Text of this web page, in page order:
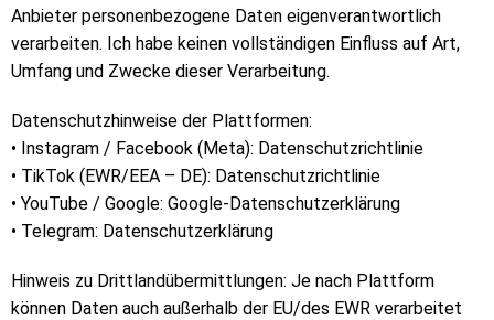
Anbieter personenbezogene Daten eigenverantwortlich
verarbeiten. Ich habe keinen vollständigen Einfluss auf Art,
Umfang und Zwecke dieser Verarbeitung.
Datenschutzhinweise der Plattformen:
• Instagram / Facebook (Meta): Datenschutzrichtlinie
• TikTok (EWR/EEA – DE): Datenschutzrichtlinie
• YouTube / Google: Google-Datenschutzerklärung
• Telegram: Datenschutzerklärung
Hinweis zu Drittlandübermittlungen: Je nach Plattform
können Daten auch außerhalb der EU/des EWR verarbeitet